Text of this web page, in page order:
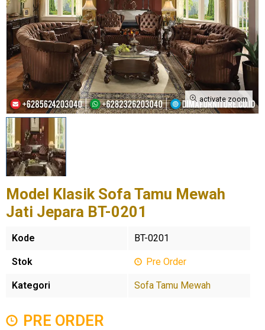
activate zoom
Model Klasik Sofa Tamu Mewah
Jati Jepara BT-0201
Kode BT-0201
Stok Pre Order
Kategori Sofa Tamu Mewah
PRE ORDER